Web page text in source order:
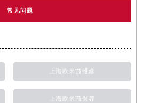
常见问题
上海欧米茄维修
上海欧米茄保养